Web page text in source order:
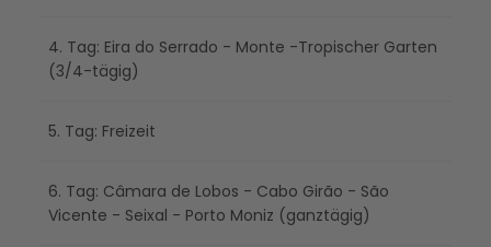
4. Tag: Eira do Serrado - Monte -Tropischer Garten
(3/4-tägig)
5. Tag: Freizeit
6. Tag: Câmara de Lobos - Cabo Girão - São
Vicente - Seixal - Porto Moniz (ganztägig)